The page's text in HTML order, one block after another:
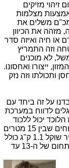
זיהוי מזיקים
מצלמות
משלים את
מזהה את הכיוון
או חיה ואיזה סדר
וזה התמריץ
לא מוכנים
ייצורו ואחסונו.
ותכולתו וזה נזק
על זה ביחד עם
לדווח במערכת
יכול ללכוד
אותו בקלות. המכ"ם, שאנו מפתחים, עובד בטווחים שבין 15 מטרים
ל- 400 מטרים עם דיוק של מעלה אחת. המכשיר שוקל 1.1 ק"ג כולל
הסוללות. התדר שאנו משתמשים בו הוא Ku בתחום של ה-13 עד